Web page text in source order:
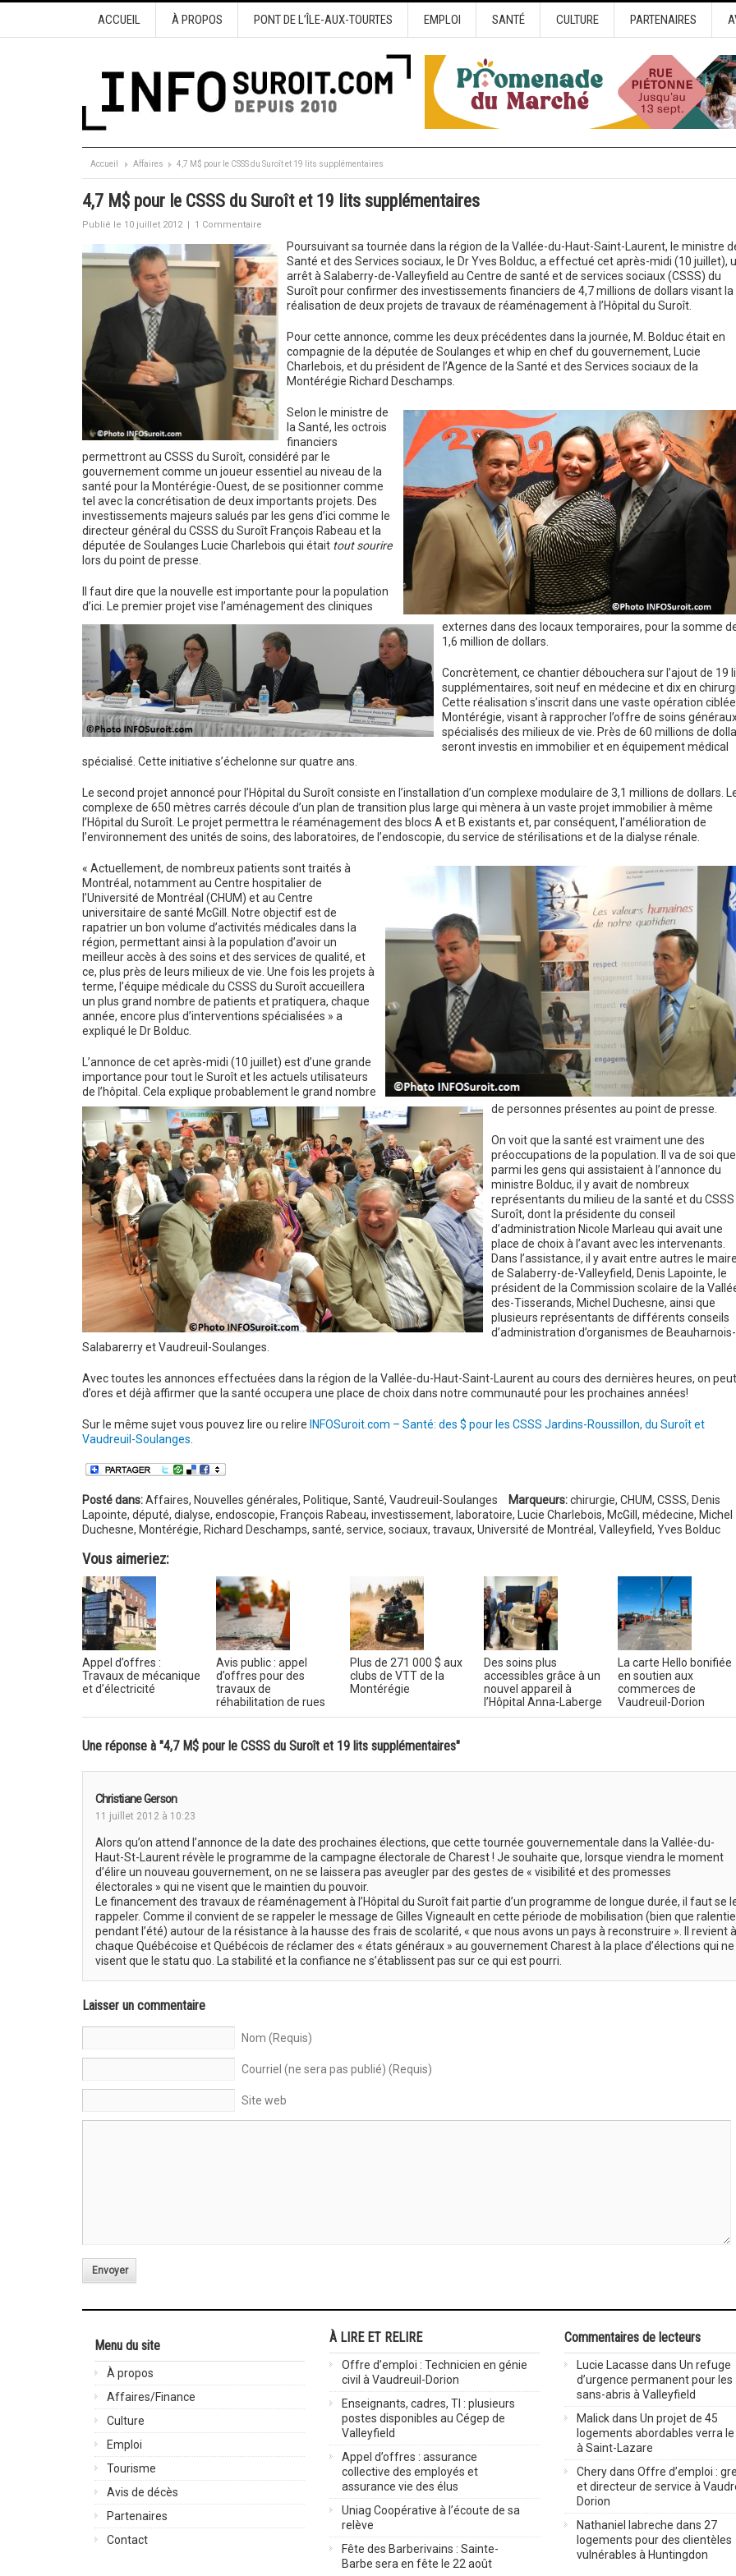
ACCUEIL À PROPOS PONT DE L’ÎLE-AUX-TOURTES EMPLOI SANTÉ CULTURE PARTENAIRES
Accueil Affaires 4,7 M$ pour le CSSS du Suroît et 19 lits supplémentaires
4,7 M$ pour le CSSS du Suroît et 19 lits supplémentaires
Publié le 10 juillet 2012 | 1 Commentaire
Poursuivant sa tournée dans la région de la Vallée-du-Haut-Saint-Laurent, le ministre
Santé et des Services sociaux, le Dr Yves Bolduc, a effectué cet après-midi (10 juillet),
arrêt à Salaberry-de-Valleyfield au Centre de santé et de services sociaux (CSSS) du
Suroît pour confirmer des investissements financiers de 4,7 millions de dollars visant la
réalisation de deux projets de travaux de réaménagement à l’Hôpital du Suroît.
Pour cette annonce, comme les deux précédentes dans la journée, M. Bolduc était en
compagnie de la députée de Soulanges et whip en chef du gouvernement, Lucie
Charlebois, et du président de l’Agence de la Santé et des Services sociaux de la
Montérégie Richard Deschamps.
Selon le ministre de
la Santé, les octrois
financiers
permettront au CSSS du Suroît, considéré par le
gouvernement comme un joueur essentiel au niveau de la
santé pour la Montérégie-Ouest, de se positionner comme
tel avec la concrétisation de deux importants projets. Des
investissements majeurs salués par les gens d’ici comme le
directeur général du CSSS du Suroît François Rabeau et la
députée de Soulanges Lucie Charlebois qui était tout sourire
lors du point de presse.
Il faut dire que la nouvelle est importante pour la population
d’ici. Le premier projet vise l’aménagement des cliniques
externes dans des locaux temporaires, pour la somme
1,6 million de dollars.
Concrètement, ce chantier débouchera sur l’ajout de 19
supplémentaires, soit neuf en médecine et dix en
Cette réalisation s’inscrit dans une vaste opération
Montérégie, visant à rapprocher l’offre de soins
spécialisés des milieux de vie. Près de 60 millions de
seront investis en immobilier et en équipement médical
spécialisé. Cette initiative s’échelonne sur quatre ans.
Le second projet annoncé pour l’Hôpital du Suroît consiste en l’installation d’un complexe modulaire de 3,1 millions de dollars.
complexe de 650 mètres carrés découle d’un plan de transition plus large qui mènera à un vaste projet immobilier à même
l’Hôpital du Suroît. Le projet permettra le réaménagement des blocs A et B existants et, par conséquent, l’amélioration de
l’environnement des unités de soins, des laboratoires, de l’endoscopie, du service de stérilisations et de la dialyse rénale.
« Actuellement, de nombreux patients sont traités à
Montréal, notamment au Centre hospitalier de
l’Université de Montréal (CHUM) et au Centre
universitaire de santé McGill. Notre objectif est de
rapatrier un bon volume d’activités médicales dans la
région, permettant ainsi à la population d’avoir un
meilleur accès à des soins et des services de qualité, et
ce, plus près de leurs milieux de vie. Une fois les projets à
terme, l’équipe médicale du CSSS du Suroît accueillera
un plus grand nombre de patients et pratiquera, chaque
année, encore plus d’interventions spécialisées » a
expliqué le Dr Bolduc.
L’annonce de cet après-midi (10 juillet) est d’une grande
importance pour tout le Suroît et les actuels utilisateurs
de l’hôpital. Cela explique probablement le grand nombre
de personnes présentes au point de presse.
On voit que la santé est vraiment une des
préoccupations de la population. Il va de soi que
parmi les gens qui assistaient à l’annonce du
ministre Bolduc, il y avait de nombreux
représentants du milieu de la santé et du CSSS
Suroît, dont la présidente du conseil
d’administration Nicole Marleau qui avait une
place de choix à l’avant avec les intervenants.
Dans l’assistance, il y avait entre autres le
de Salaberry-de-Valleyfield, Denis Lapointe, le
président de la Commission scolaire de la
des-Tisserands, Michel Duchesne, ainsi que
plusieurs représentants de différents conseils
d’administration d’organismes de Beauharnois-
Salabarerry et Vaudreuil-Soulanges.
Avec toutes les annonces effectuées dans la région de la Vallée-du-Haut-Saint-Laurent au cours des dernières heures, on peut
d’ores et déjà affirmer que la santé occupera une place de choix dans notre communauté pour les prochaines années!
Sur le même sujet vous pouvez lire ou relire INFOSuroit.com – Santé: des $ pour les CSSS Jardins-Roussillon, du Suroît et
Vaudreuil-Soulanges
Posté dans:Affaires, Nouvelles générales, Politique, Santé, Vaudreuil-Soulanges Marqueurs: chirurgie, CHUM, CSSS, Denis
Lapointe, député, dialyse, endoscopie, François Rabeau, investissement, laboratoire, Lucie Charlebois, McGill, médecine, Michel
Duchesne, Montérégie, Richard Deschamps, santé, service, sociaux, travaux, Université de Montréal, Valleyfield, Yves Bolduc
Vous aimeriez:
Appel d’offres :
Travaux de mécanique
et d’électricité
Avis public : appel
d’offres pour des
travaux de
réhabilitation de rues
Plus de 271 000 $ aux
clubs de VTT de la
Montérégie
Des soins plus
accessibles grâce à un
nouvel appareil à
l’Hôpital Anna-Laberge
La carte Hello bonifiée
en soutien aux
commerces de
Vaudreuil-Dorion
Une réponse à "4,7 M$ pour le CSSS du Suroît et 19 lits supplémentaires"
Christiane Gerson
11 juillet 2012 à 10:23
Alors qu’on attend l’annonce de la date des prochaines élections, que cette tournée gouvernementale dans la Vallée-du-
Haut-St-Laurent révèle le programme de la campagne électorale de Charest ! Je souhaite que, lorsque viendra le moment
d’élire un nouveau gouvernement, on ne se laissera pas aveugler par des gestes de « visibilité et des promesses
électorales » qui ne visent que le maintien du pouvoir.
Le financement des travaux de réaménagement à l’Hôpital du Suroît fait partie d’un programme de longue durée, il faut se
rappeler. Comme il convient de se rappeler le message de Gilles Vigneault en cette période de mobilisation (bien que ralentie
pendant l’été) autour de la résistance à la hausse des frais de scolarité, « que nous avons un pays à reconstruire ». Il revient à
chaque Québécoise et Québécois de réclamer des « états généraux » au gouvernement Charest à la place d’élections qui ne
visent que le statu quo. La stabilité et la confiance ne s’établissent pas sur ce qui est pourri.
Laisser un commentaire
Nom (Requis)
Courriel (ne sera pas publié) (Requis)
Site web
Envoyer
Menu du site
À propos
Affaires/Finance
Culture
Emploi
Tourisme
Avis de décès
Partenaires
Contact
À LIRE ET RELIRE
Offre d’emploi : Technicien en génie
civil à Vaudreuil-Dorion
Enseignants, cadres, TI : plusieurs
postes disponibles au Cégep de
Valleyfield
Appel d’offres : assurance
collective des employés et
assurance vie des élus
Uniag Coopérative à l’écoute de sa
relève
Fête des Barberivains : Sainte-
Barbe sera en fête le 22 août
Commentaires de lecteurs
Lucie Lacasse dans Un refuge
d’urgence permanent pour les
sans-abris à Valleyfield
Malickdans Un projet de 45
logements abordables verra
à Saint-Lazare
Cherydans Offre d’emploi :
et directeur de service à
Dorion
Nathaniel labreche dans 27
logements pour des clientèles
vulnérables à Huntingdon